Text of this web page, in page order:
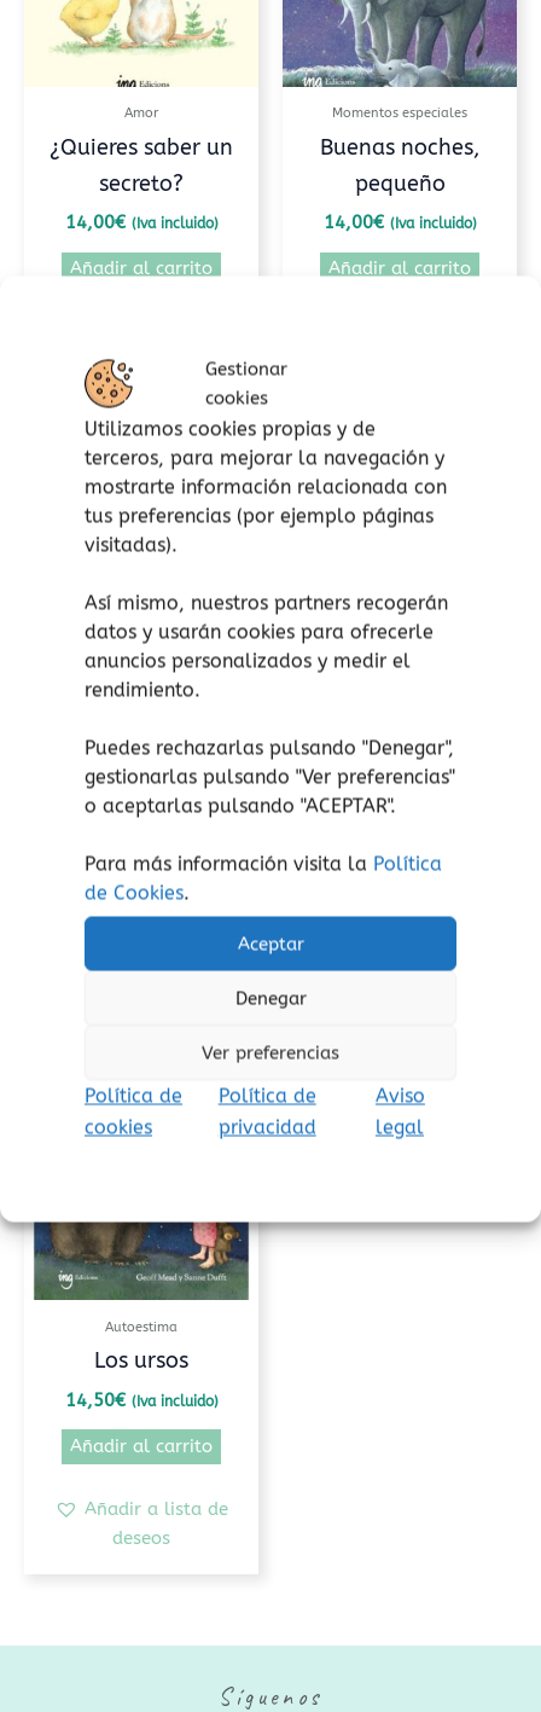
Gestionar
cookies
Utilizamos cookies propias y de
terceros, para mejorar la navegación y
mostrarte información relacionada con
tus preferencias (por ejemplo páginas
visitadas).
Así mismo, nuestros partners recogerán
datos y usarán cookies para ofrecerle
anuncios personalizados y medir el
rendimiento.
Puedes rechazarlas pulsando "Denegar",
gestionarlas pulsando "Ver preferencias"
o aceptarlas pulsando "ACEPTAR".
Para más información visita la Política
de Cookies.
Aceptar
Denegar
Ver preferencias
Política de
cookies
Política de
privacidad
Aviso
legal
Amor
¿Quieres saber un
secreto?
14,00€ (Iva incluido)
Añadir al carrito
deseos
Momentos especiales
Buenas noches,
pequeño
14,00€ (Iva incluido)
Añadir al carrito
Conocimiento
El nido de Pío
18,00€ (Iva incluido)
Añadir al carrito
Añadir a lista de
deseos
La abeja Flora y el
prado de las cinco
flores
Autoestima
Los ursos
14,50€ (Iva incluido)
Añadir al carrito
Añadir a lista de
deseos
Síguenos